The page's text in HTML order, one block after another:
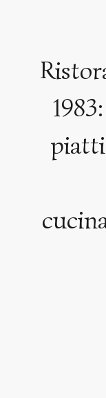
piatti